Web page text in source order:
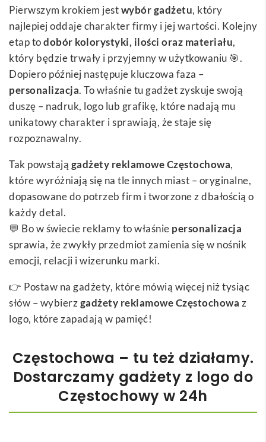
Pierwszym krokiem jestwybór gadżetu, który
najlepiej oddaje charakter firmy i jej wartości. Kolejny
etap todobór kolorystyki, ilości oraz materiału,
który będzie trwały i przyjemny w użytkowaniu 🎯.
Dopiero później następuje kluczowa faza –
personalizacja. To właśnie tu gadżet zyskuje swoją
duszę – nadruk, logo lub grafikę, które nadają mu
unikatowy charakter i sprawiają, że staje się
rozpoznawalny.
Tak powstają gadżety reklamowe Częstochowa,
które wyróżniają się na tle innych miast – oryginalne,
dopasowane do potrzeb firm i tworzone z dbałością o
każdy detal.
💬 Bo w świecie reklamy to właśnie personalizacja
sprawia, że zwykły przedmiot zamienia się w nośnik
emocji, relacji i wizerunku marki.
👉 Postaw na gadżety, które mówią więcej niż tysiąc
słów – wybierzgadżety reklamowe Częstochowa z
logo, które zapadają w pamięć!
Częstochowa – tu też działamy.
Dostarczamy gadżety z logo do
Częstochowy w 24h